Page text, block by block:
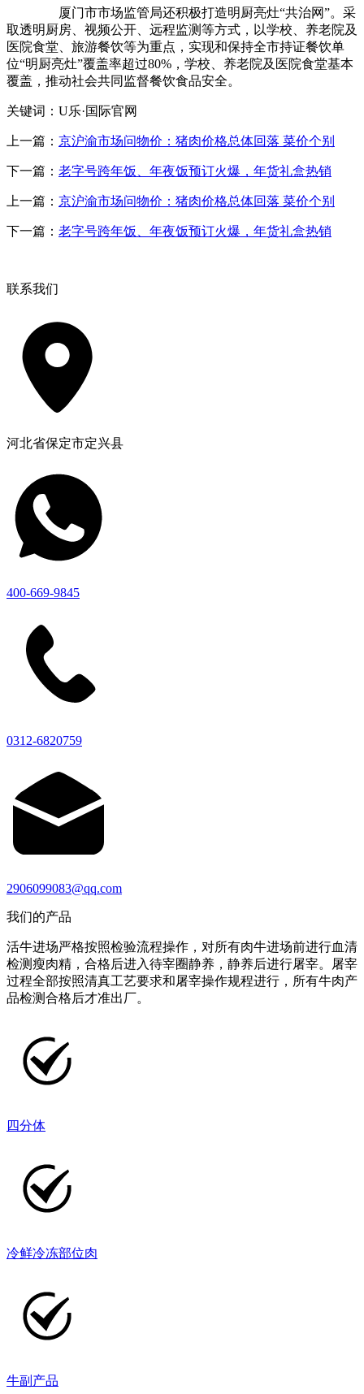
厦门市市场监管局还积极打造明厨亮灶“共治网”。采
取透明厨房、视频公开、远程监测等方式，以学校、养老院及
医院食堂、旅游餐饮等为重点，实现和保持全市持证餐饮单
位“明厨亮灶”覆盖率超过80%，学校、养老院及医院食堂基本
覆盖，推动社会共同监督餐饮食品安全。
关键词：U乐·国际官网
上一篇： 京沪渝市场问物价：猪肉价格总体回落 菜价个别
下一篇： 老字号跨年饭、年夜饭预订火爆，年货礼盒热销
上一篇： 京沪渝市场问物价：猪肉价格总体回落 菜价个别
下一篇： 老字号跨年饭、年夜饭预订火爆，年货礼盒热销
联系我们
河北省保定市定兴县
400-669-9845
0312-6820759
2906099083@qq.com
我们的产品
活牛进场严格按照检验流程操作，对所有肉牛进场前进行血清
检测瘦肉精，合格后进入待宰圈静养，静养后进行屠宰。屠宰
过程全部按照清真工艺要求和屠宰操作规程进行，所有牛肉产
品检测合格后才准出厂。
四分体
冷鲜冷冻部位肉
牛副产品